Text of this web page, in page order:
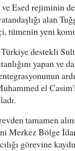
Esed rejiminin
alan
tümenin yeni
destekli
yapan ve
el
tamamen
Merkez Bölge
görevine